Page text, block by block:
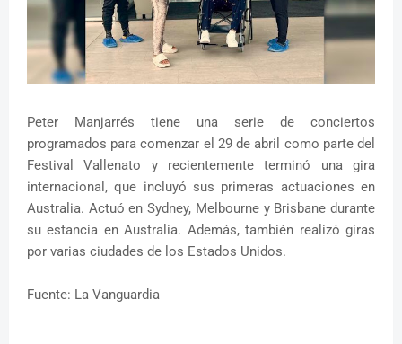
Peter Manjarrés tiene una serie de conciertos
programados para comenzar el 29 de abril como parte del
Festival Vallenato y recientemente terminó una gira
internacional, que incluyó sus primeras actuaciones en
Australia. Actuó en Sydney, Melbourne y Brisbane durante
su estancia en Australia. Además, también realizó giras
por varias ciudades de los Estados Unidos.
Fuente: La Vanguardia